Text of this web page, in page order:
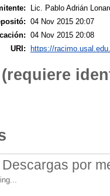
Lic. Pablo Adrián
04 Nov 2015 20:07
04 Nov 2015 20:08
URI:
https://
Descargas por